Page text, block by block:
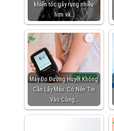
khiến tóc gãy rụng nhiều
hơn và…
Máy Đo Đường Huyết Không
Cần Lấy Máu: Có Nên Tin
Vào Công…